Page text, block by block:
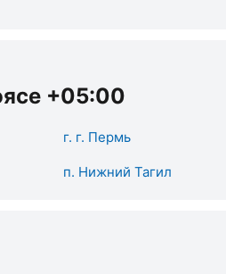
+05:00
г. г. Пермь
п. Нижний Тагил